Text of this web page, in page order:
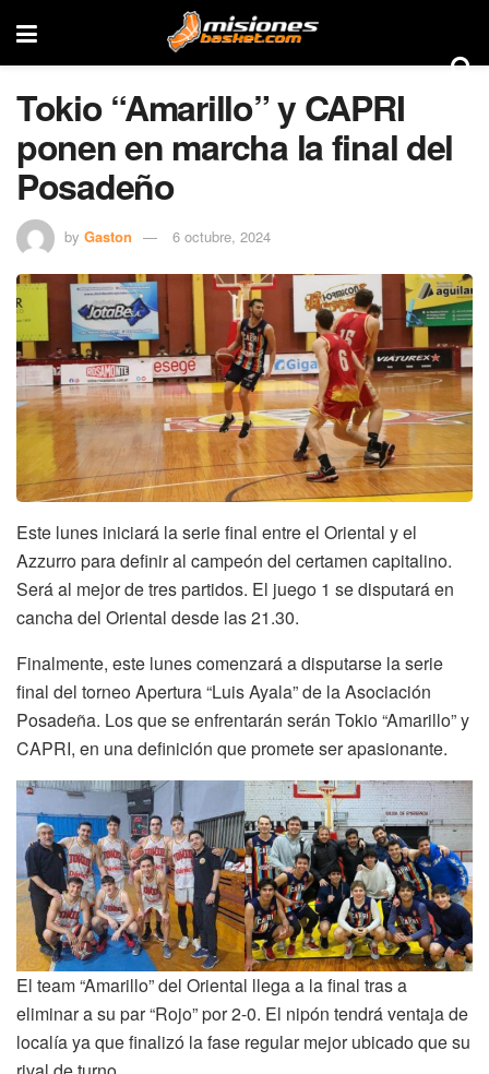
Tokio “Amarillo” y CAPRI
ponen en marcha la final del
Posadeño
by Gaston 6 octubre, 2024
Este lunes iniciará la serie final entre el Oriental y el
Azzurro para definir al campeón del certamen capitalino.
Será al mejor de tres partidos. El juego 1 se disputará en
cancha del Oriental desde las 21.30.
Finalmente, este lunes comenzará a disputarse la serie
final del torneo Apertura “Luis Ayala” de la Asociación
Posadeña. Los que se enfrentarán serán Tokio “Amarillo” y
CAPRI, en una definición que promete ser apasionante.
El team “Amarillo” del Oriental llega a la final tras a
eliminar a su par “Rojo” por 2-0. El nipón tendrá ventaja de
localía ya que finalizó la fase regular mejor ubicado que su